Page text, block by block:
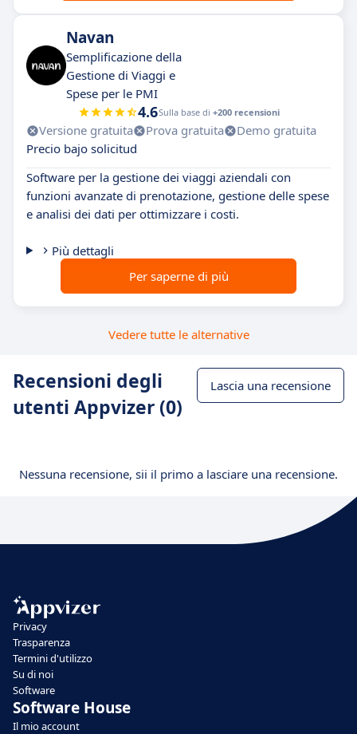
Navan
Semplificazione della
Gestione di Viaggi e
Spese per le PMI
4.6Sulla base di +200 recensioni
Versione gratuita Prova gratuita
Demo gratuita
Precio bajo solicitud
Software per la gestione dei viaggi aziendali con
funzioni avanzate di prenotazione, gestione delle spese
e analisi dei dati per ottimizzare i costi.
Più dettagli
Per saperne di più
Vedere tutte le alternative
Recensioni degli
utenti Appvizer (0)
Lascia una recensione
Nessuna recensione, sii il primo a lasciare una recensione.
Privacy
Trasparenza
Termini d'utilizzo
Su di noi
Software
Software House
Il mio account